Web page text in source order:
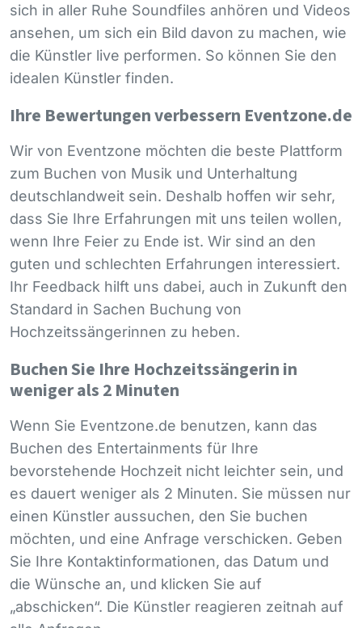
sich in aller Ruhe Soundfiles anhören und Videos
ansehen, um sich ein Bild davon zu machen, wie
die Künstler live performen. So können Sie den
idealen Künstler finden.
Ihre Bewertungen verbessern Eventzone.de
Wir von Eventzone möchten die beste Plattform
zum Buchen von Musik und Unterhaltung
deutschlandweit sein. Deshalb hoffen wir sehr,
dass Sie Ihre Erfahrungen mit uns teilen wollen,
wenn Ihre Feier zu Ende ist. Wir sind an den
guten und schlechten Erfahrungen interessiert.
Ihr Feedback hilft uns dabei, auch in Zukunft den
Standard in Sachen Buchung von
Hochzeitssängerinnen zu heben.
Buchen Sie Ihre Hochzeitssängerin in
weniger als 2 Minuten
Wenn Sie Eventzone.de benutzen, kann das
Buchen des Entertainments für Ihre
bevorstehende Hochzeit nicht leichter sein, und
es dauert weniger als 2 Minuten. Sie müssen nur
einen Künstler aussuchen, den Sie buchen
möchten, und eine Anfrage verschicken. Geben
Sie Ihre Kontaktinformationen, das Datum und
die Wünsche an, und klicken Sie auf
„abschicken“. Die Künstler reagieren zeitnah auf